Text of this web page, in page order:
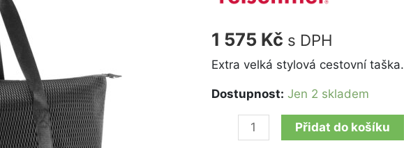
1 575 Kč s DPH
Extra velká stylová cestovní taška.
Dostupnost: Jen 2 skladem
Weekender
mesh
black
Přidat do košíku